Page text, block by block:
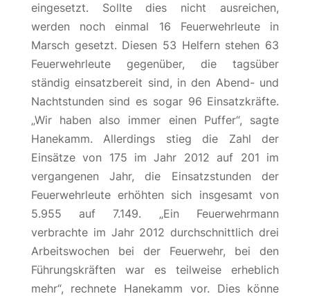
eingesetzt. Sollte dies nicht ausreichen,
werden noch einmal 16 Feuerwehrleute in
Marsch gesetzt. Diesen 53 Helfern stehen 63
Feuerwehrleute gegenüber, die tagsüber
ständig einsatzbereit sind, in den Abend- und
Nachtstunden sind es sogar 96 Einsatzkräfte.
„Wir haben also immer einen Puffer“, sagte
Hanekamm. Allerdings stieg die Zahl der
Einsätze von 175 im Jahr 2012 auf 201 im
vergangenen Jahr, die Einsatzstunden der
Feuerwehrleute erhöhten sich insgesamt von
5.955 auf 7.149. „Ein Feuerwehrmann
verbrachte im Jahr 2012 durchschnittlich drei
Arbeitswochen bei der Feuerwehr, bei den
Führungskräften war es teilweise erheblich
mehr“, rechnete Hanekamm vor. Dies könne